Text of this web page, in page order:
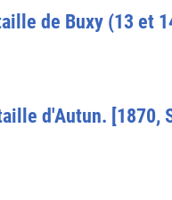
de Buxy (13 et
d'Autun. [1870,